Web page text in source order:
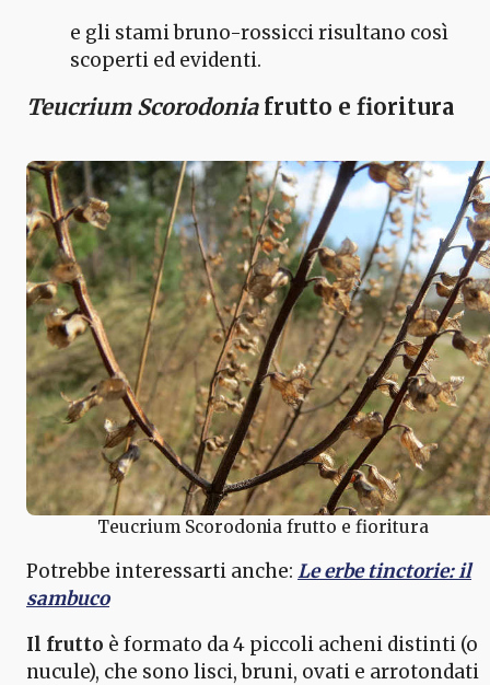
e gli stami bruno-rossicci risultano così
scoperti ed evidenti.
Teucrium Scorodoniafrutto e fioritura
Teucrium Scorodonia frutto e fioritura
Potrebbe interessarti anche: Le erbe tinctorie: il
sambuco
Il frutto è formato da 4 piccoli acheni distinti (o
nucule), che sono lisci, bruni, ovati e arrotondati